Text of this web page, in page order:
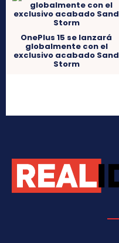
OnePlus 15 se lanzará
globalmente con el
exclusivo acabado Sand
Storm